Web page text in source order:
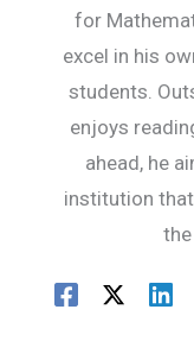
for
excel in his
students.
enjoys
ahead, he
institution